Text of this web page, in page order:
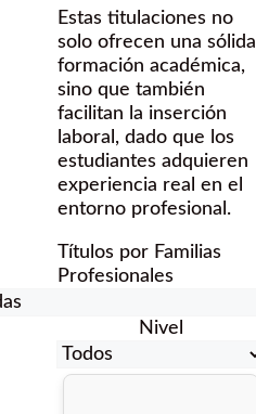
Estas titulaciones no
solo ofrecen una sólida
formación académica,
sino que también
facilitan la inserción
laboral, dado que los
estudiantes adquieren
experiencia real en el
entorno profesional.
Títulos por Familias
Profesionales
Nivel